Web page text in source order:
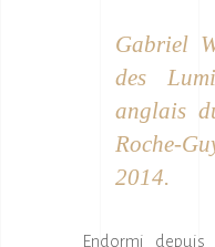
Gabriel
des
anglais
Roche-
2014.
Endormi